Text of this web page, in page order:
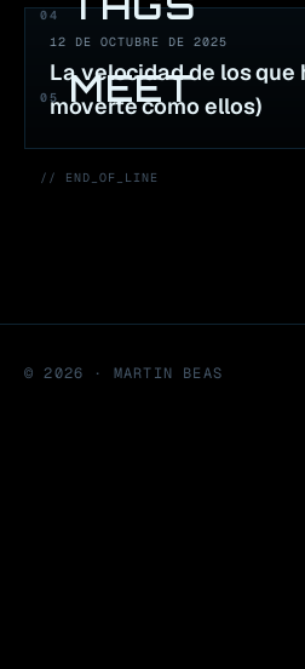
04
05 MEET
// END_OF_LINE
12 DE OCTUBRE DE 2025
La velocidad de los que
moverte como ellos)
©2026 · MARTIN BEAS